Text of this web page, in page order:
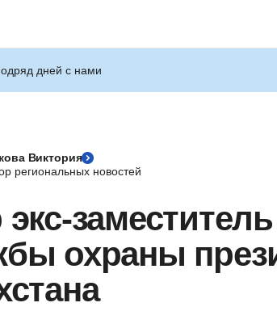
дней с нами
Виктория
региональных новостей
охраны